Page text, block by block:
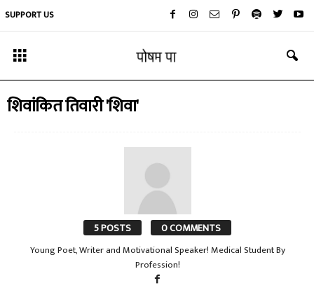
SUPPORT US
शिवांकित तिवारी 'शिवा'
5 POSTS 0 COMMENTS
Young Poet, Writer and Motivational Speaker! Medical Student By
Profession!